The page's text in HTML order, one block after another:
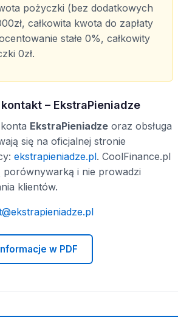
pożyczki (bez dodatkowych
całkowita kwota do zapłaty
stałe 0%, całkowity
0zł.
– EkstraPieniadze
EkstraPieniadze oraz obsługa
się na oficjalnej stronie
ekstrapieniadze.pl. CoolFinance.pl
porównywarką i nie prowadzi
klientów.
w PDF